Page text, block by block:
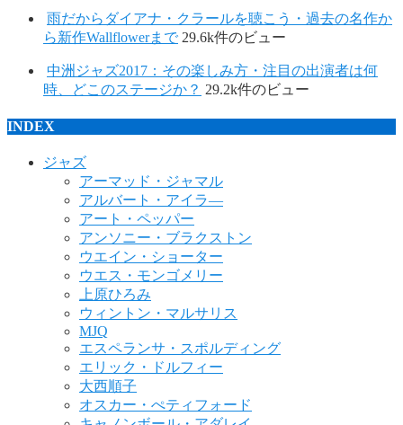
雨だからダイアナ・クラールを聴こう・過去の名作か
ら新作Wallflowerまで 29.6k件のビュー
中洲ジャズ2017：その楽しみ方・注目の出演者は何
時、どこのステージか？ 29.2k件のビュー
INDEX
ジャズ
アーマッド・ジャマル
アルバート・アイラ―
アート・ペッパー
アンソニー・ブラクストン
ウエイン・ショーター
ウエス・モンゴメリー
上原ひろみ
ウィントン・マルサリス
MJQ
エスペランサ・スポルディング
エリック・ドルフィー
大西順子
オスカー・ぺティフォード